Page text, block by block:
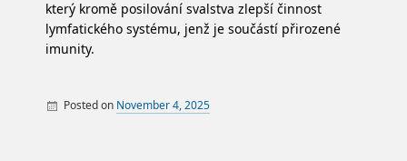
který kromě posilování svalstva zlepší činnost
lymfatického systému, jenž je součástí přirozené
imunity.
Posted on November 4, 2025